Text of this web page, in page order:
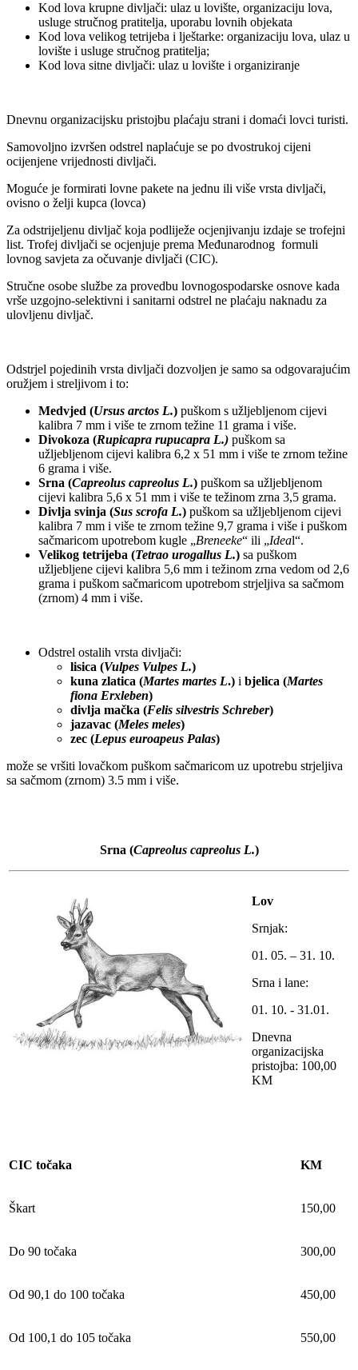
Kod lova krupne divljači: ulaz u lovište, organizaciju lova,
usluge stručnog pratitelja, uporabu lovnih objekata
Kod lova velikog tetrijeba i lještarke: organizaciju lova, ulaz u
lovište i usluge stručnog pratitelja;
Kod lova sitne divljači: ulaz u lovište i organiziranje
Dnevnu organizacijsku pristojbu plaćaju strani i domaći lovci turisti.
Samovoljno izvršen odstrel naplaćuje se po dvostrukoj cijeni
ocijenjene vrijednosti divljači.
Moguće je formirati lovne pakete na jednu ili više vrsta divljači,
ovisno o želji kupca (lovca)
Za odstrijeljenu divljač koja podliježe ocjenjivanju izdaje se trofejni
list. Trofej divljači se ocjenjuje prema Međunarodnog formuli
lovnog savjeta za očuvanje divljači (CIC).
Stručne osobe službe za provedbu lovnogospodarske osnove kada
vrše uzgojno-selektivni i sanitarni odstrel ne plaćaju naknadu za
ulovljenu divljač.
Odstrjel pojedinih vrsta divljači dozvoljen je samo sa odgovarajućim
oružjem i streljivom i to:
Medvjed (Ursus arctos L.) puškom s užljebljenom cijevi
kalibra 7 mm i više te zrnom težine 11 grama i više.
Divokoza (Rupicapra rupucapra L.) puškom sa
užljebljenom cijevi kalibra 6,2 x 51 mm i više te zrnom težine
6 grama i više.
Srna (Capreolus capreolus L.) puškom sa užljebljenom
cijevi kalibra 5,6 x 51 mm i više te težinom zrna 3,5 grama.
Divlja svinja (Sus scrofa L.) puškom sa užljebljenom cijevi
kalibra 7 mm i više te zrnom težine 9,7 grama i više i puškom
sačmaricom upotrebom kugle „Breneeke“ ili „Ideal“.
Velikog tetrijeba (Tetrao urogallus L.) sa puškom
užljebljene cijevi kalibra 5,6 mm i težinom zrna vedom od 2,6
grama i puškom sačmaricom upotrebom strjeljiva sa sačmom
(zrnom) 4 mm i više.
Odstrel ostalih vrsta divljači:
lisica (Vulpes Vulpes L.)
kuna zlatica (Martes martes L.) i bjelica (Martes
fiona Erxleben)
divlja mačka (Felis silvestris Schreber)
jazavac (Meles meles)
zec (Lepus euroapeus Palas)
može se vršiti lovačkom puškom sačmaricom uz upotrebu strjeljiva
sa sačmom (zrnom) 3.5 mm i više.
Srna (Capreolus capreolus L.)
Lov
Srnjak:
01. 05. – 31. 10.
Srna i lane:
01. 10. - 31.01.
Dnevna
organizacijska
pristojba: 100,00
KM
CIC točaka KM
Škart 150,00
Do 90 točaka 300,00
Od 90,1 do 100 točaka 450,00
Od 100,1 do 105 točaka 550,00